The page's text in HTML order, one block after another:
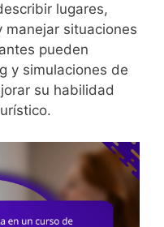
lugares,
manejar situaciones
pueden
y simulaciones de
su habilidad